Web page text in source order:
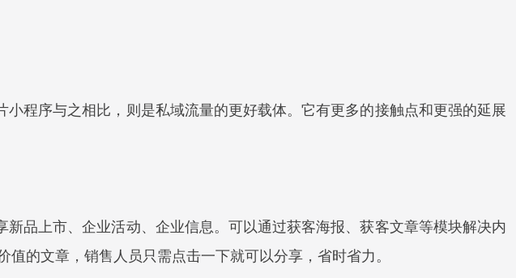
程序与之相比，则是私域流量的更好载体。它有更多的接触点和更强的延展
品上市、企业活动、企业信息。可以通过获客海报、获客文章等模块解决内
的文章，销售人员只需点击一下就可以分享，省时省力。